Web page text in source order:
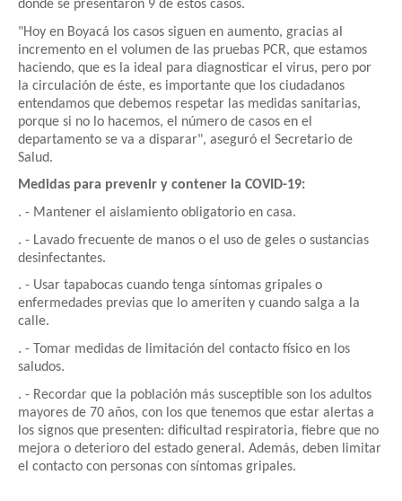
donde se presentaron 9 de estos casos.
"Hoy en Boyacá los casos siguen en aumento, gracias al
incremento en el volumen de las pruebas PCR, que estamos
haciendo, que es la ideal para diagnosticar el virus, pero por
la circulación de éste, es importante que los ciudadanos
entendamos que debemos respetar las medidas sanitarias,
porque si no lo hacemos, el número de casos en el
departamento se va a disparar", aseguró el Secretario de
Salud.
Medidas para prevenir y contener la COVID-19:
. - Mantener el aislamiento obligatorio en casa.
. - Lavado frecuente de manos o el uso de geles o sustancias
desinfectantes.
. - Usar tapabocas cuando tenga síntomas gripales o
enfermedades previas que lo ameriten y cuando salga a la
calle.
. - Tomar medidas de limitación del contacto físico en los
saludos.
. - Recordar que la población más susceptible son los adultos
mayores de 70 años, con los que tenemos que estar alertas a
los signos que presenten: dificultad respiratoria, fiebre que no
mejora o deterioro del estado general. Además, deben limitar
el contacto con personas con síntomas gripales.